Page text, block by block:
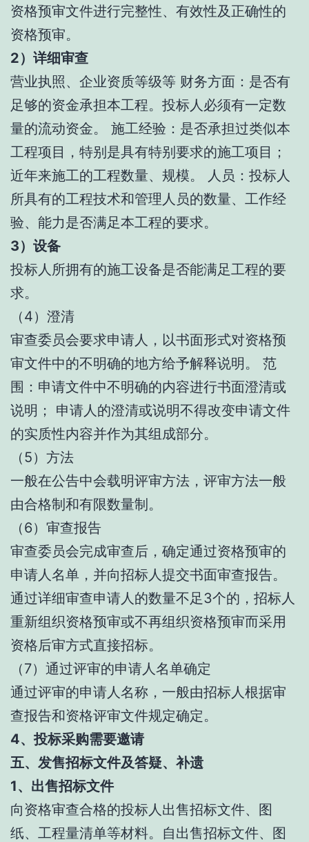
资格预审文件进行完整性、有效性及正确性的
资格预审。
2）详细审查
营业执照、企业资质等级等 财务方面：是否有
足够的资金承担本工程。投标人必须有一定数
量的流动资金。 施工经验：是否承担过类似本
工程项目，特别是具有特别要求的施工项目；
近年来施工的工程数量、规模。 人员：投标人
所具有的工程技术和管理人员的数量、工作经
验、能力是否满足本工程的要求。
3）设备
投标人所拥有的施工设备是否能满足工程的要
求。
（4）澄清
审查委员会要求申请人，以书面形式对资格预
审文件中的不明确的地方给予解释说明。 范
围：申请文件中不明确的内容进行书面澄清或
说明； 申请人的澄清或说明不得改变申请文件
的实质性内容并作为其组成部分。
（5）方法
一般在公告中会载明评审方法，评审方法一般
由合格制和有限数量制。
（6）审查报告
审查委员会完成审查后，确定通过资格预审的
申请人名单，并向招标人提交书面审查报告。
通过详细审查申请人的数量不足3个的，招标人
重新组织资格预审或不再组织资格预审而采用
资格后审方式直接招标。
（7）通过评审的申请人名单确定
通过评审的申请人名称，一般由招标人根据审
查报告和资格评审文件规定确定。
4、投标采购需要邀请
五、发售招标文件及答疑、补遗
1、出售招标文件
向资格审查合格的投标人出售招标文件、图
纸、工程量清单等材料。自出售招标文件、图